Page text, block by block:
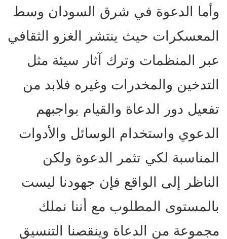
وأما الدعوة في شرق السودان وسط
المعسكرات حيث ينتشر الغزو الثقافي
عبر المنظمات وترك آثار سيئة مثل
التدخين والمخدرات وغيره فلابد من
تفعيل دور الدعاة والقيام بواجبهم
الدعوي واستخدام الوسائل والأدوات
المناسبة لكي تثمر الدعوة ولكن
الناظر إلى الواقع فإن جهودنا ليست
بالمستوى المطلوب مع أننا نملك
مجموعة من الدعاة وينقصنا التنسيق